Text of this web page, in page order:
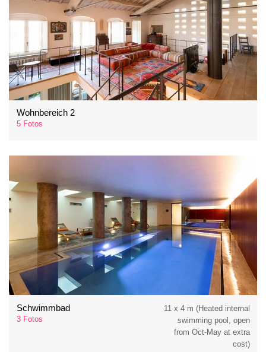
Wohnbereich 2
5 Fotos
Schwimmbad
3 Fotos
11 x 4 m (Heated internal
swimming pool, open
from Oct-May at extra
cost)